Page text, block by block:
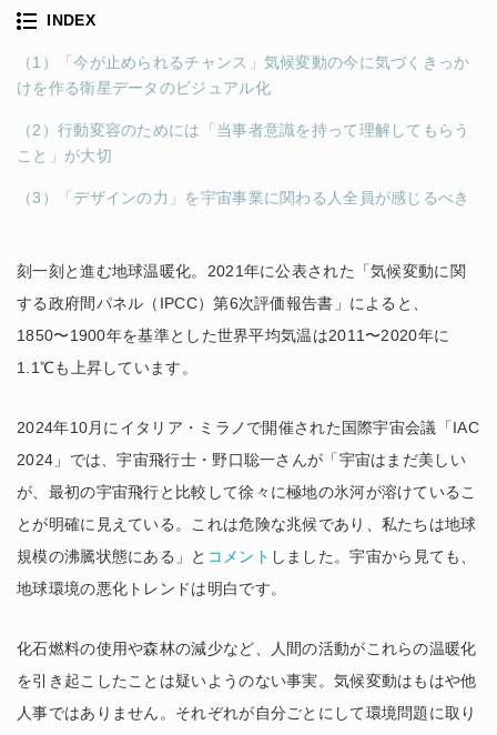
刻一刻と進む地球温暖化。2021年に公表された「気候変動に関
する政府間パネル（IPCC）第6次評価報告書」によると、
1850〜1900年を基準とした世界平均気温は2011〜2020年に
1.1℃も上昇しています。
2024年10月にイタリア・ミラノで開催された国際宇宙会議「IAC
2024」では、宇宙飛行士・野口聡一さんが「宇宙はまだ美しい
が、最初の宇宙飛行と比較して徐々に極地の氷河が溶けているこ
とが明確に見えている。これは危険な兆候であり、私たちは地球
規模の沸騰状態にある」と コメント しました。宇宙から見ても、
地球環境の悪化トレンドは明白です。
化石燃料の使用や森林の減少など、人間の活動がこれらの温暖化
を引き起こしたことは疑いようのない事実。気候変動はもはや他
人事ではありません。それぞれが自分ごとにして環境問題に取り
INDEX
（1）「今が止められるチャンス」気候変動の今に気づくきっか
けを作る衛星データのビジュアル化
（2）行動変容のためには「当事者意識を持って理解してもらう
こと」が大切
（3）「デザインの力」を宇宙事業に関わる人全員が感じるべき